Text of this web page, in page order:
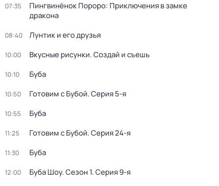
07:35
Пингвинёнок Пороро: Приключения в замке
дракона
08:40 Лунтик и его друзья
10:00 Вкусные рисунки. Создай и съешь
10:10 Буба
10:50 Готовим с Бубой. Серия 5-я
10:55 Буба
11:25 Готовим с Бубой. Серия 24-я
11:30 Буба
12:00 Буба Шоу. Сезон 1. Серия 9-я